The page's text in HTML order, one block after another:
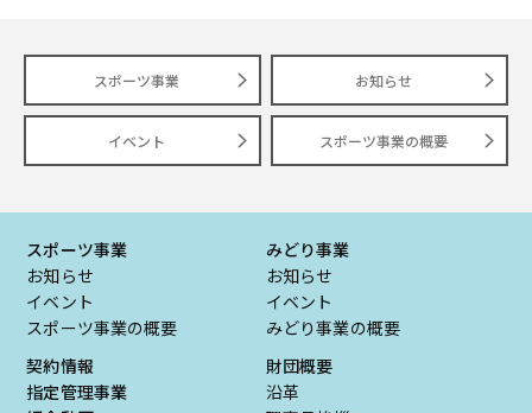
スポーツ事業 お知らせ
イベント スポーツ事業の概要
スポーツ事業
お知らせ
イベント
スポーツ事業の概要
みどり事業
お知らせ
イベント
みどり事業の概要
契約情報
指定管理事業
財団概要
沿革